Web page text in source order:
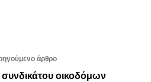
άρθρο
οικοδόμων